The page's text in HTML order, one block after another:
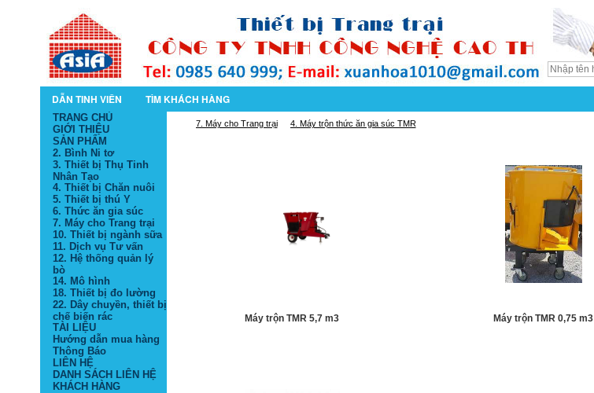
DẪN TINH VIÊN TÌM KHÁCH HÀNG
7. Máy cho Trang trại 4. Máy trộn thức ăn gia súc TMR
Máy trộn TMR 5,7 m3 Máy trộn TMR 0,75 m3
TRANG CHỦ
GIỚI THIỆU
SẢN PHẨM
2. Bình Ni tơ
3. Thiết bị Thụ Tinh
Nhân Tạo
4. Thiết bị Chăn nuôi
5. Thiết bị thú Y
6. Thức ăn gia súc
7. Máy cho Trang trại
10. Thiết bị ngành sữa
11. Dịch vụ Tư vấn
12. Hệ thống quản lý
bò
14. Mô hình
18. Thiết bị đo lường
22. Dây chuyền, thiết bị
chế biến rác
TÀI LIỆU
Hướng dẫn mua hàng
Thông Báo
LIÊN HỆ
DANH SÁCH LIÊN HỆ
KHÁCH HÀNG